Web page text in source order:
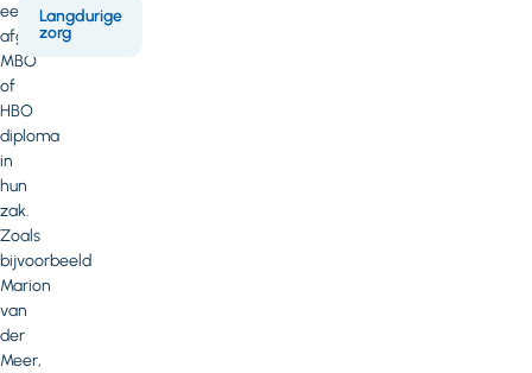
een
afgeronde
MBO
of
HBO
diploma
in
hun
zak.
Zoals
bijvoorbeeld
Marion
van
der
Meer,
Langdurige
zorg